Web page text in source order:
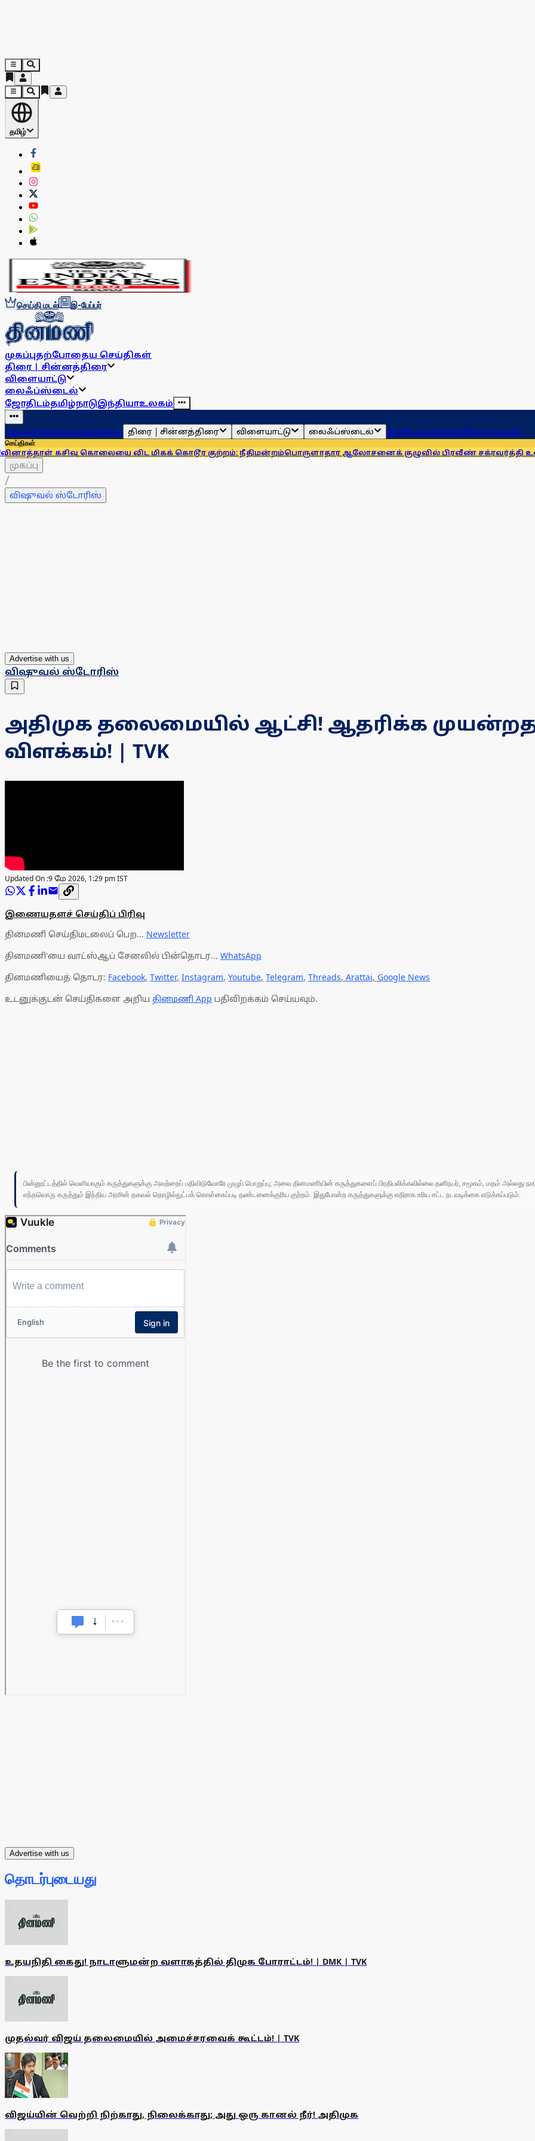
தமிழ்
செய்தி மடல் இ-பேப்பர்
முகப்புதற்போதைய செய்திகள்
திரை | சின்னத்திரை
விளையாட்டு
லைஃப்ஸ்டைல்
ஜோதிடம்தமிழ்நாடுஇந்தியாஉலகம்
முகப்புதற்போதைய செய்திகள் திரை | சின்னத்திரை விளையாட்டு லைஃப்ஸ்டைல் ஜோதிடம்தமிழ்நாடுஇந்தியாஉலகம்
செய்திகள்
கசிவு கொலையை விட மிகக் கொடூர குற்றம்: நீதிமன்றம்பொருளாதார ஆலோசனைக் குழுவில் பிரவீண் சக்ரவர்த்தி உள்ளாரா?
முகப்பு
/
விஷுவல் ஸ்டோரிஸ்
Advertise with us
விஷுவல் ஸ்டோரிஸ்
அதிமுக தலைமையில் ஆட்சி! ஆதரிக்க முயன்றதா
விளக்கம்! | TVK
Updated On :9 மே 2026, 1:29 pm IST
இணையதளச் செய்திப் பிரிவு
தினமணி செய்திமடலைப் பெற... Newsletter
தினமணி'யை வாட்ஸ்ஆப் சேனலில் பின்தொடர... WhatsApp
தினமணியைத் தொடர: Facebook, Twitter, Instagram, Youtube, Telegram, Threads, Arattai, Google News
உடனுக்குடன் செய்திகளை அறிய தினமணி App பதிவிறக்கம் செய்யவும்.
பின்னூட்டத்தில் வெளியாகும் கருத்துகளுக்கு அவற்றைப் பதிவிடுவோரே முழுப் பொறுப்பு; அவை தினமணியின் கருத்துகளைப் பிரதிபலிக்கவில்லை.தனிநபர், சமூகம், மதம் அல்லது
எந்தவொரு கருத்தும் இந்திய அரசின் தகவல் தொழில்நுட்பக் கொள்கைப்படி தண்டனைக்குரிய குற்றம். இதுபோன்ற கருத்துகளுக்கு எதிராக உரிய சட்ட நடவடிக்கை எடுக்கப்படும்.
Advertise with us
தொடர்புடையது
உதயநிதி கைது! நாடாளுமன்ற வளாகத்தில் திமுக போராட்டம்! | DMK | TVK
முதல்வர் விஜய் தலைமையில் அமைச்சரவைக் கூட்டம்! | TVK
விஜய்யின் வெற்றி நிற்காது, நிலைக்காது; அது ஒரு கானல் நீர்! அதிமுக